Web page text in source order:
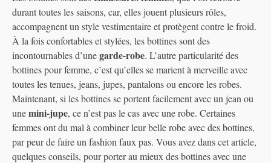
durant toutes les saisons, car, elles jouent plusieurs rôles,
accompagnent un style vestimentaire et protègent contre le froid.
À la fois confortables et stylées, les bottines sont des
incontournables d’unegarde-robe. L’autre particularité des
bottines pour femme, c’est qu’elles se marient à merveille avec
toutes les tenues, jeans, jupes, pantalons ou encore les robes.
Maintenant, si les bottines se portent facilement avec un jean ou
unemini-jupe, ce n’est pas le cas avec une robe. Certaines
femmes ont du mal à combiner leur belle robe avec des bottines,
par peur de faire un fashion faux pas. Vous avez dans cet article,
quelques conseils, pour porter au mieux des bottines avec une